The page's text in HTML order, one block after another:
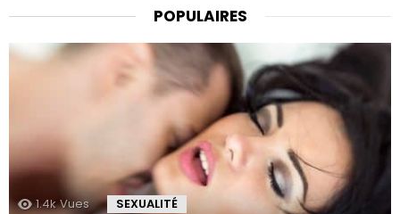
POPULAIRES
1.4k Vues SEXUALITÉ